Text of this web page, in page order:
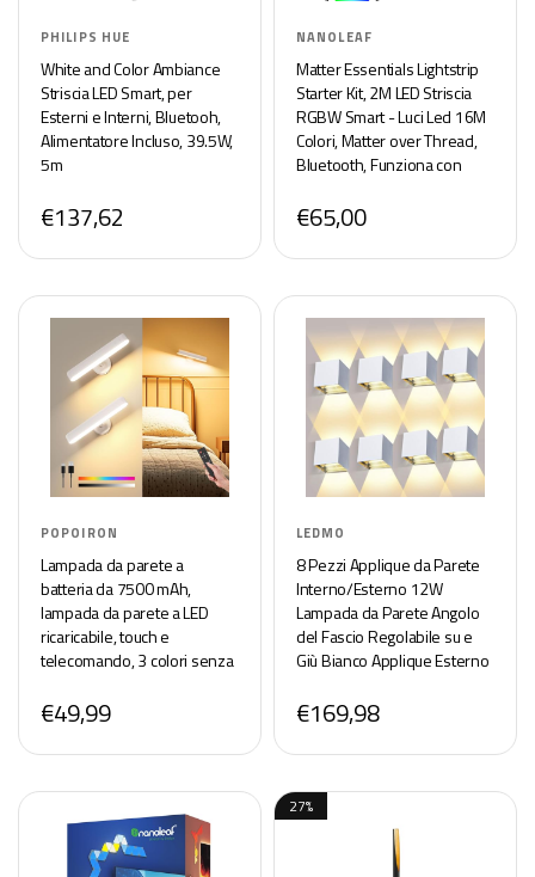
PHILIPS HUE
White and Color Ambiance
Striscia LED Smart, per
Esterni e Interni, Bluetooh,
Alimentatore Incluso, 39.5W,
5m
€137,62
NANOLEAF
Matter Essentials Lightstrip
Starter Kit, 2M LED Striscia
RGBW Smart - Luci Led 16M
Colori, Matter over Thread,
Bluetooth, Funziona con
Sincronia Musica e Monitor
€65,00
POPOIRON
Lampada da parete a
batteria da 7500 mAh,
lampada da parete a LED
ricaricabile, touch e
telecomando, 3 colori senza
luminosità regolabile con 15
colori RGB
€49,99
LEDMO
8 Pezzi Applique da Parete
Interno/Esterno 12W
Lampada da Parete Angolo
del Fascio Regolabile su e
Giù Bianco Applique Esterno
Bianco Caldo
€169,98
27%